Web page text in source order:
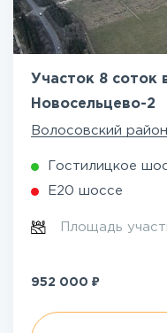
Участок 8 соток
Новосельцево-2
Волосовский район
Гостилицкое
Е20 шоссе
Площадь
952 000 ₽